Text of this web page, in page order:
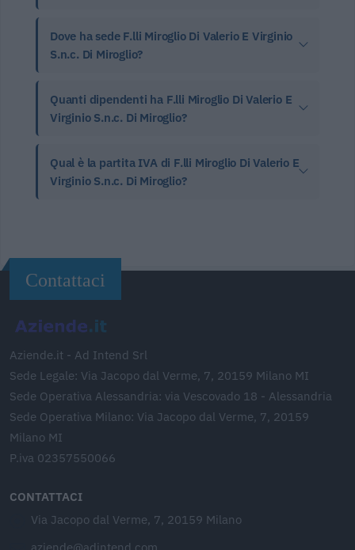
Dove ha sede F.lli Miroglio Di Valerio E Virginio
S.n.c. Di Miroglio?
Quanti dipendenti ha F.lli Miroglio Di Valerio E
Virginio S.n.c. Di Miroglio?
Qual è la partita IVA di F.lli Miroglio Di Valerio E
Virginio S.n.c. Di Miroglio?
Contattaci
Aziende.it - Ad Intend Srl
Sede Legale: Via Jacopo dal Verme, 7, 20159 Milano MI
Sede Operativa Alessandria: via Vescovado 18 - Alessandria
Sede Operativa Milano: Via Jacopo dal Verme, 7, 20159
Milano MI
P.iva 02357550066
CONTATTACI
Via Jacopo dal Verme, 7, 20159 Milano